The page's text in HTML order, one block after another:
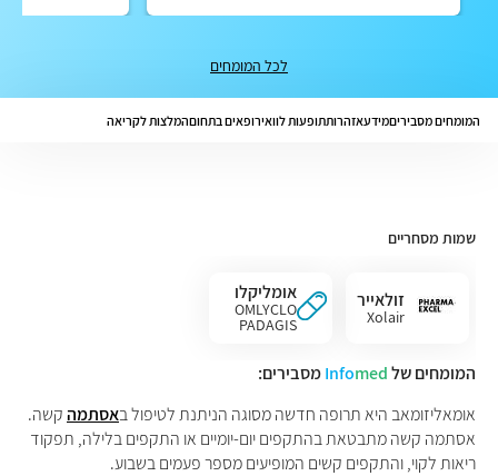
לכל המומחים
המומחים מסביריםמידעאזהרותתופעות לוואירופאים בתחוםהמלצות לקריאה
שמות מסחריים
זולאייר
Xolair
אומליקלו
OMLYCLO
PADAGIS
המומחים של Infomed
מסבירים:
אומאליזומאב היא תרופה חדשה מסוגה הניתנת לטיפול באסתמהקשה.
אסתמה קשה מתבטאת בהתקפים יום-יומיים או התקפים בלילה, תפקוד
ריאות לקוי, והתקפים קשים המופיעים מספר פעמים בשבוע.